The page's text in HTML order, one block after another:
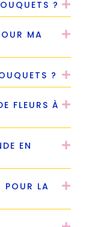
?
MA
?
FLEURS À
EN
POUR LA